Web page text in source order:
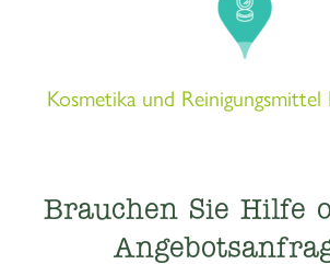
Kosmetika und
Brauchen Sie Hilfe